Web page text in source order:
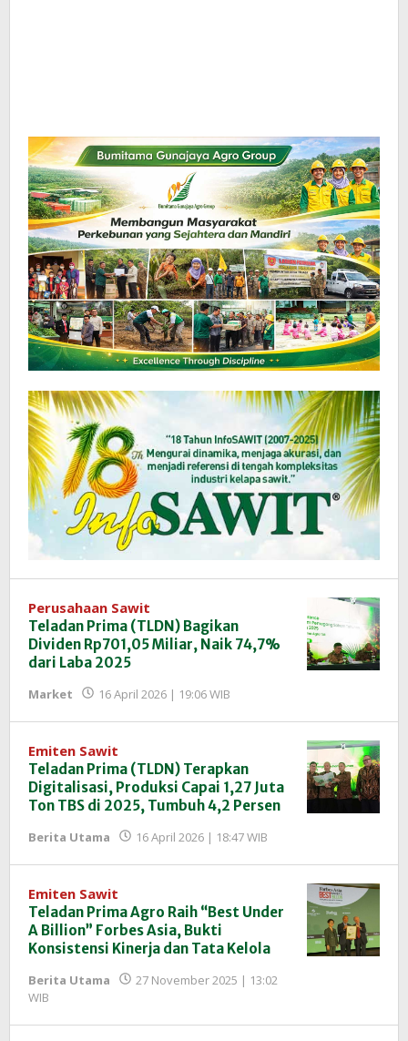
Perusahaan Sawit
Teladan Prima (TLDN) Bagikan
Dividen Rp701,05 Miliar, Naik 74,7%
dari Laba 2025
Market 16 April 2026 | 19:06 WIB
InfoSAWIT
Emiten Sawit
Teladan Prima (TLDN) Terapkan
Digitalisasi, Produksi Capai 1,27 Juta
Ton TBS di 2025, Tumbuh 4,2 Persen
Berita Utama 16 April 2026 | 18:47 WIB
InfoSAWIT
Emiten Sawit
Teladan Prima Agro Raih “Best Under
A Billion” Forbes Asia, Bukti
Konsistensi Kinerja dan Tata Kelola
Berita Utama
27 November 2025 | 13:02
WIB
InfoSAWIT